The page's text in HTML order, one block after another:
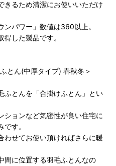
きるため清潔にお使いいただけ
パワー」数値は360以上。
得した製品です。
とん(中厚タイプ) 春秋冬＞
ふとんを「合掛けふとん」とい
ションなど気密性が良い住宅に
す。
わせてお使い頂ければさらに暖
間に位置する羽毛ふとんなの